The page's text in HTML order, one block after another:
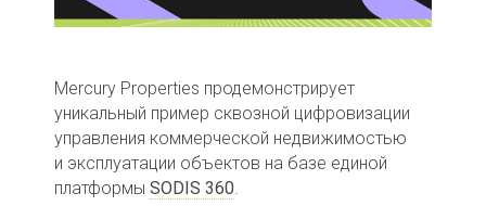
Mercury Properties продемонстрирует
уникальный пример сквозной цифровизации
управления коммерческой недвижимостью
и эксплуатации объектов на базе единой
платформы SODIS 360.